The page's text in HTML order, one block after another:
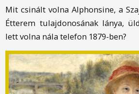
Mit csinált volna Alphonsine, a
Étterem tulajdonosának lánya,
lett volna nála telefon 1879-ben?